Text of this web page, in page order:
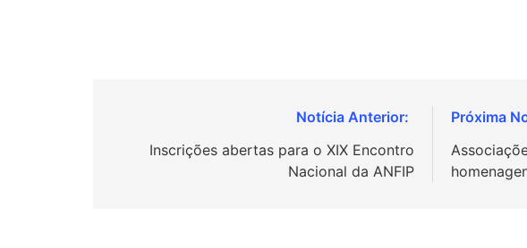
Inscrições abertas para o XIX Encontro
Nacional da ANFIP